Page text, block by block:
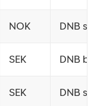
NOK DNB
SEK DNB
SEK DNB